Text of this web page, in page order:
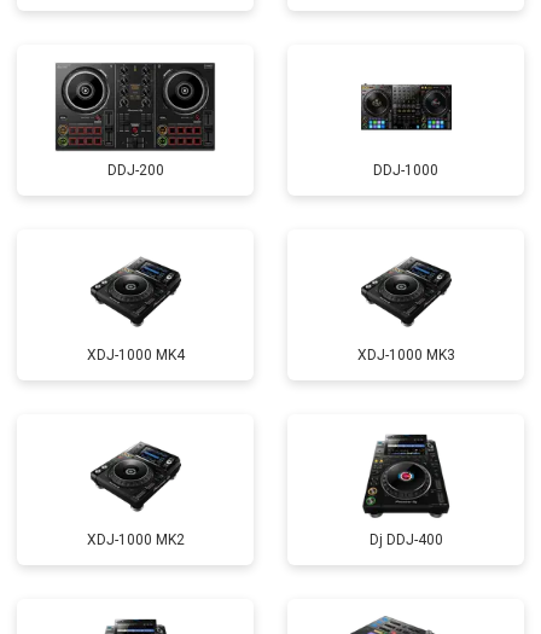
DDJ-200 DDJ-1000
XDJ-1000 MK4 XDJ-1000 MK3
XDJ-1000 MK2 Dj DDJ-400